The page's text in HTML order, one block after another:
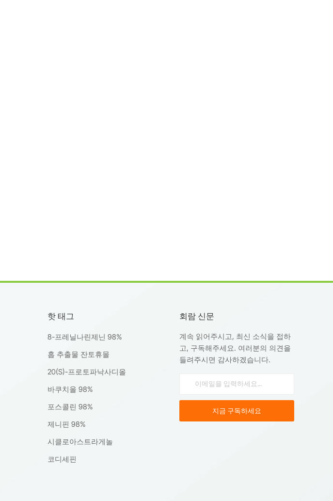
핫 태그
8-프레닐나린제닌 98%
홉 추출물 잔토휴몰
20(S)-프로토파낙사디올
바쿠치올 98%
포스콜린 98%
제니핀 98%
시클로아스트라게놀
코디세핀
회람 신문
계속 읽어주시고, 최신 소식을 접하
고, 구독해주세요. 여러분의 의견을
들려주시면 감사하겠습니다.